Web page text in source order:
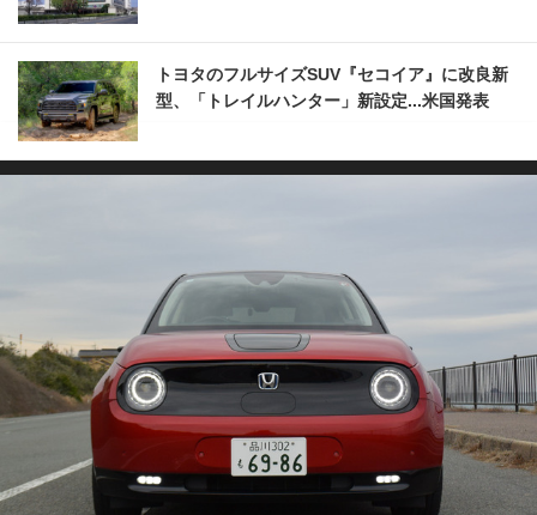
トヨタのフルサイズSUV『セコイア』に改良新
型、「トレイルハンター」新設定...米国発表